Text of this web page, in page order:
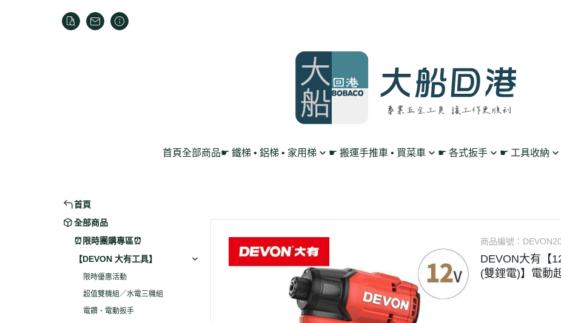
首頁全部商品☛ 鐵梯 • 鋁梯 • 家用梯 ☛ 搬運手推車 • 買菜車
L型平板手推車
高載重手推車系列
多層工作推車
搬運器 • 搬運工具
☛ 各式扳手
搖頭 棘輪扳手
扳手套裝組 • 工具組
套筒 工具扳手
六角 • 球型 • 星型扳手
☛ 工具收納
零件收納盤 • 放置架
透明無塵背包
首頁
全部商品
⏰限時團購專區⏰
【DEVON 大有工具】
限時優惠活動
超值雙機組／水電三機組
電鑽、電動扳手
商品編號：
DEVON大有【
(雙鋰電)】電動